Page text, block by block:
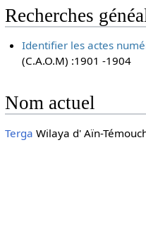
Recherches
Identifier les actes
(C.A.O.M) :1901 -1904
Nom actuel
Terga Wilaya d' Aïn-